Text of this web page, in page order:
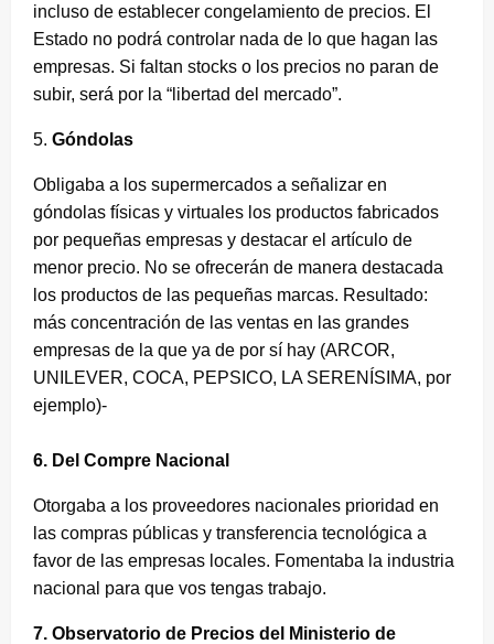
incluso de establecer congelamiento de precios. El
Estado no podrá controlar nada de lo que hagan las
empresas. Si faltan stocks o los precios no paran de
subir, será por la “libertad del mercado”.
5. Góndolas
Obligaba a los supermercados a señalizar en
góndolas físicas y virtuales los productos fabricados
por pequeñas empresas y destacar el artículo de
menor precio. No se ofrecerán de manera destacada
los productos de las pequeñas marcas. Resultado:
más concentración de las ventas en las grandes
empresas de la que ya de por sí hay (ARCOR,
UNILEVER, COCA, PEPSICO, LA SERENÍSIMA, por
ejemplo)-
6. Del Compre Nacional
Otorgaba a los proveedores nacionales prioridad en
las compras públicas y transferencia tecnológica a
favor de las empresas locales. Fomentaba la industria
nacional para que vos tengas trabajo.
7. Observatorio de Precios del Ministerio de